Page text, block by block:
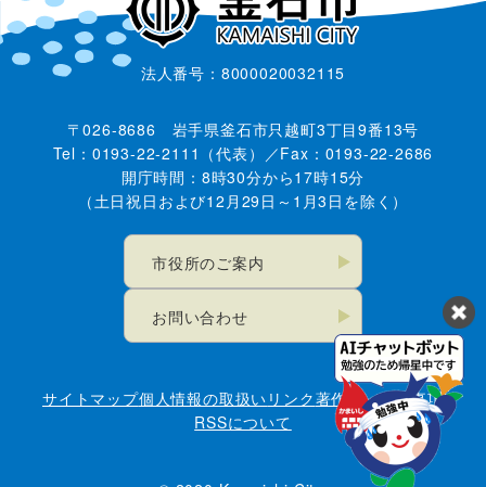
法人番号：8000020032115
〒026-8686 岩手県釜石市只越町3丁目9番13号
Tel：0193-22-2111（代表）／Fax：0193-22-2686
開庁時間：8時30分から17時15分
（土日祝日および12月29日～1月3日を除く）
市役所のご案内
お問い合わせ
サイトマップ個人情報の取扱い リンク著作権・免責事項
RSSについて